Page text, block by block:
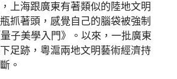
上海跟廣東有著類似的陸地文明
抓著頭，感覺自己的腦袋被強制
子美學入門》。以來，一批廣東
足跡，粵滬兩地文明藝術經濟持
。